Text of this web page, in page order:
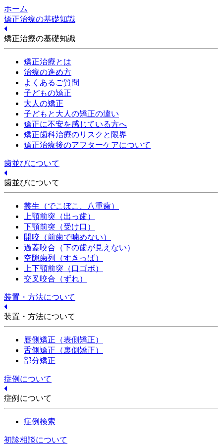
ホーム
矯正治療の基礎知識
矯正治療の基礎知識
矯正治療とは
治療の進め方
よくあるご質問
子どもの矯正
大人の矯正
子どもと大人の矯正の違い
矯正に不安を感じている方へ
矯正歯科治療のリスクと限界
矯正治療後のアフターケアについて
歯並びについて
歯並びについて
叢生（でこぼこ、八重歯）
上顎前突（出っ歯）
下顎前突（受け口）
開咬（前歯で噛めない）
過蓋咬合（下の歯が見えない）
空隙歯列（すきっぱ）
上下顎前突（口ゴボ）
交叉咬合（ずれ）
装置・方法について
装置・方法について
唇側矯正（表側矯正）
舌側矯正（裏側矯正）
部分矯正
症例について
症例について
症例検索
初診相談について